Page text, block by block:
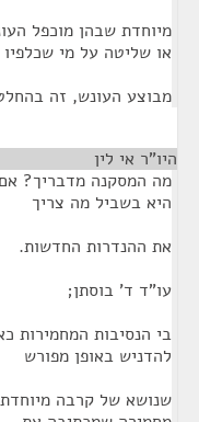
מיוחדת שבהן מוכפל
או שליטה על מי שכלפיו
מבוצע העונש, זה
היו"ר אי לין
מה המסקנה מדבריך?
היא בשביל מה צריך
את ההנדרות החדשות.
עו"ד ד' בוסתן;
בי הנסיבות המחמירות
להדניש באופן מפורש
שנושא של קרבה